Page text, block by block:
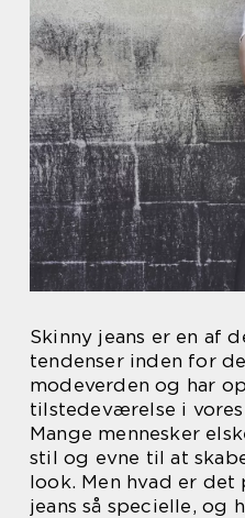
Skinny jeans er en af
tendenser inden for
modeverden og har
tilstedeværelse i
Mange mennesker
stil og evne til at
look. Men hvad er
jeans så specielle, og